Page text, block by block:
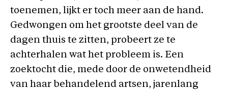
toenemen, lijkt er toch meer aan de hand.
Gedwongen om het grootste deel van de
dagen thuis te zitten, probeert ze te
achterhalen wat het probleem is. Een
zoektocht die, mede door de onwetendheid
van haar behandelend artsen, jarenlang